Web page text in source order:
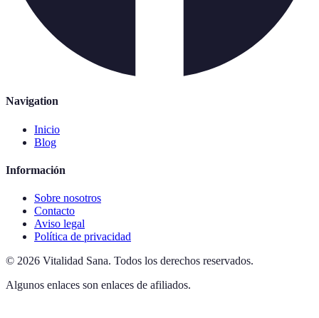
Navigation
Inicio
Blog
Información
Sobre nosotros
Contacto
Aviso legal
Política de privacidad
© 2026 Vitalidad Sana. Todos los derechos reservados.
Algunos enlaces son enlaces de afiliados.